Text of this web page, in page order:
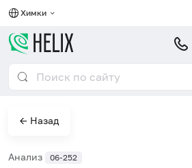
Химки
← Назад
Анализ 06-252